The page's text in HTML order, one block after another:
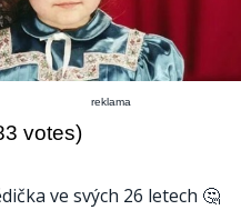
reklama
votes)
ve svých 26 letech 🤔